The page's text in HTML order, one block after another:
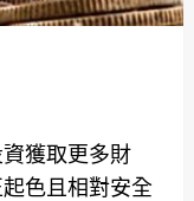
獲取更多財
色且相對安全